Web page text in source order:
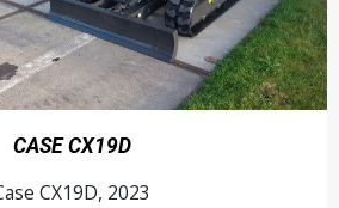
CASE CX19D
CX19D, 2023